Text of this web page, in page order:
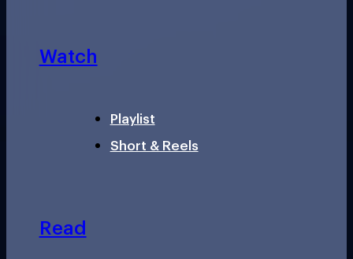
Watch
Playlist
Short & Reels
Read